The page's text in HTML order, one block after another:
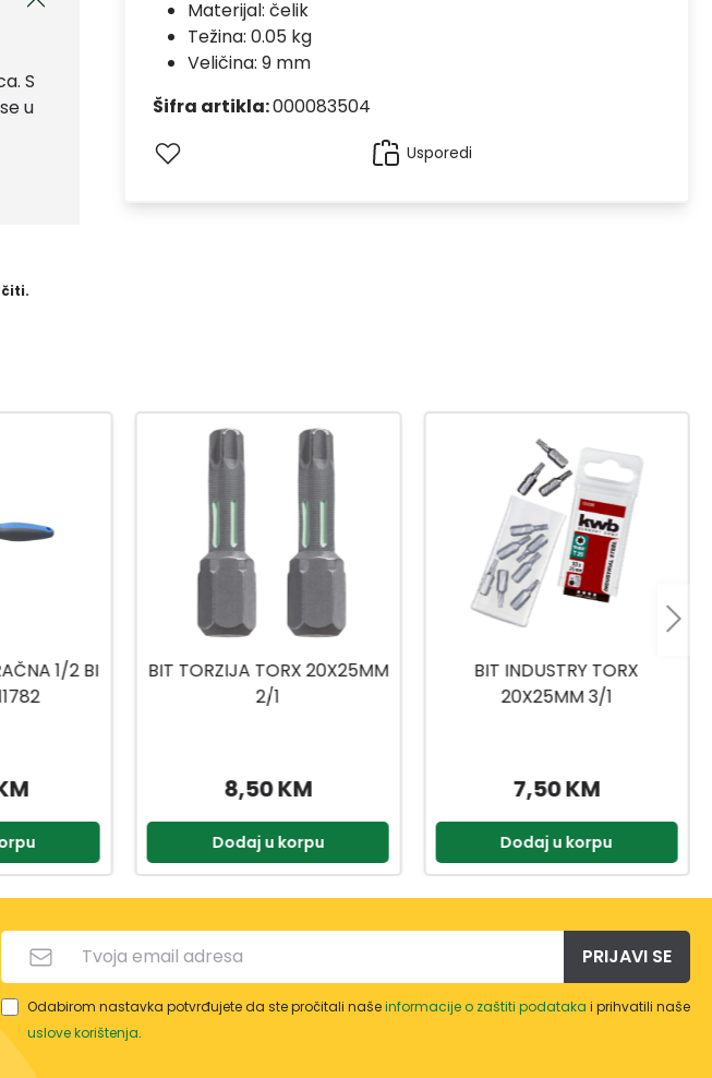
S
u
Materijal: čelik
Težina: 0.05 kg
Veličina: 9 mm
Šifra artikla:000083504
Usporedi
20X25MM
BIT INDUSTRY TORX
20X25MM 3/1
7,50 KM
Dodaj u korpu
NASADNI KLJUČEVI
1/4,3/8,1/2 216-DJ.
399,90 KM
Dodaj u korpu
PRIJAVI SE
Odabirom nastavka potvrđujete da ste pročitali našeinformacije o zaštiti podataka i prihvatili naše
uslove korištenja.